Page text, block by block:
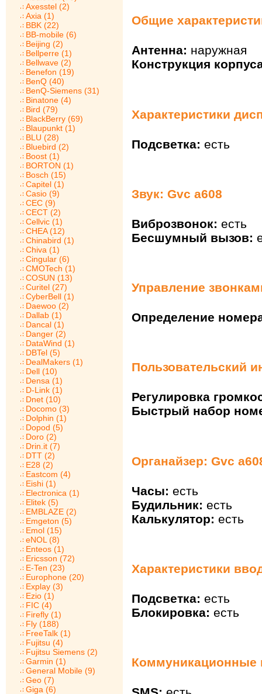
Axesstel (2)
Axia (1)
BBK (22)
BB-mobile (6)
Beijing (2)
Bellperre (1)
Bellwave (2)
Benefon (19)
BenQ (40)
BenQ-Siemens (31)
Binatone (4)
Bird (79)
BlackBerry (69)
Blaupunkt (1)
BLU (28)
Bluebird (2)
Boost (1)
BORTON (1)
Bosch (15)
Capitel (1)
Casio (9)
CEC (9)
CECT (2)
Cellvic (1)
CHEA (12)
Chinabird (1)
Chiva (1)
Cingular (6)
CMOTech (1)
COSUN (13)
Curitel (27)
CyberBell (1)
Daewoo (2)
Dallab (1)
Dancal (1)
Danger (2)
DataWind (1)
DBTel (5)
DealMakers (1)
Dell (10)
Densa (1)
D-Link (1)
Dnet (10)
Docomo (3)
Dolphin (1)
Dopod (5)
Doro (2)
Drin.it (7)
DTT (2)
E28 (2)
Eastcom (4)
Eishi (1)
Electronica (1)
Elitek (5)
EMBLAZE (2)
Emgeton (5)
Emol (15)
eNOL (8)
Enteos (1)
Ericsson (72)
E-Ten (23)
Europhone (20)
Explay (3)
Ezio (1)
FIC (4)
Firefly (1)
Fly (188)
FreeTalk (1)
Fujitsu (4)
Fujitsu Siemens (2)
Garmin (1)
General Mobile (9)
Geo (7)
Giga (6)
Общие
Антенна: наружная
Конструкция
Характеристики
Подсветка: есть
Звук: Gvc a608
Виброзвонок: есть
Бесшумный вызов:
Управление
Определение
Пользовательский
Регулировка
Быстрый набор
Органайзер: Gvc
Часы: есть
Будильник: есть
Калькулятор: есть
Характеристики
Подсветка: есть
Блокировка: есть
Коммуникационные